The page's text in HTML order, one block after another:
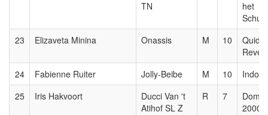
TN
het
23
Elizaveta Minina Onassis M 10
Revel
24
Fabienne Ruiter Jolly-Beibe M 10
25
Iris Hakvoort
Ducci Van 't
Atihof SL Z
R 7
2000